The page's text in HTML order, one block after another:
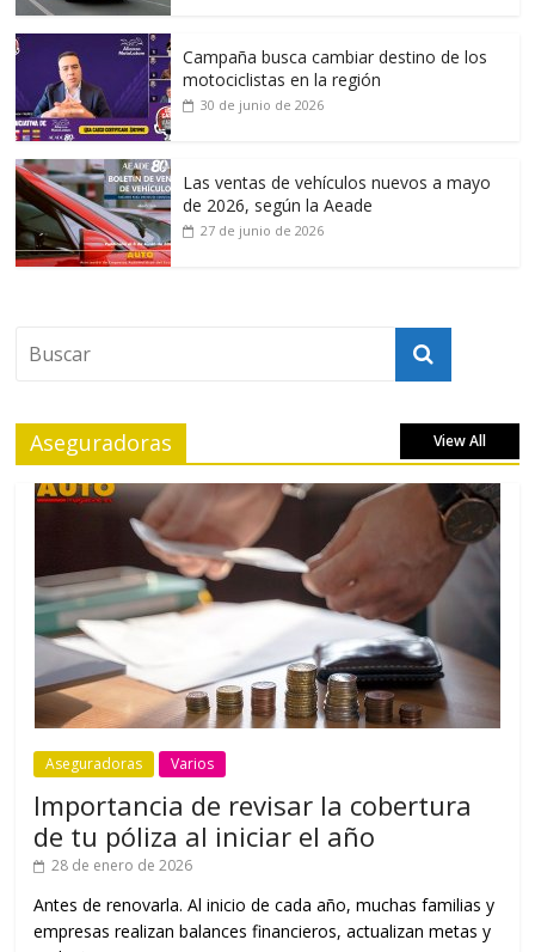
Campaña busca cambiar destino de los
motociclistas en la región
30 de junio de 2026
Las ventas de vehículos nuevos a mayo
de 2026, según la Aeade
27 de junio de 2026
Aseguradoras View All
Aseguradoras Varios
Importancia de revisar la cobertura
de tu póliza al iniciar el año
28 de enero de 2026
Antes de renovarla. Al inicio de cada año, muchas familias y
empresas realizan balances financieros, actualizan metas y